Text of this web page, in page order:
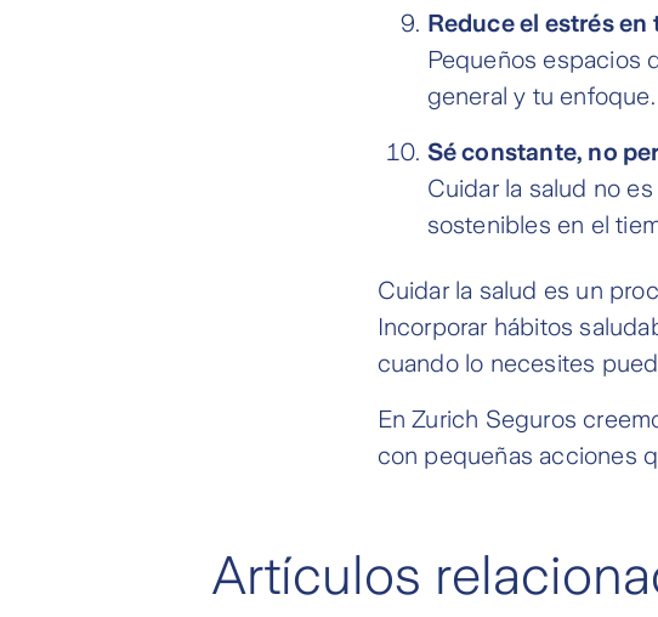
Reduce el estrés en
Pequeños espacios
general y tu enfoque.
Sé constante, no
Cuidar la salud no
sostenibles en el
Cuidar la salud es un
Incorporar hábitos
cuando lo necesites
En Zurich Seguros
con pequeñas acciones
Artículos